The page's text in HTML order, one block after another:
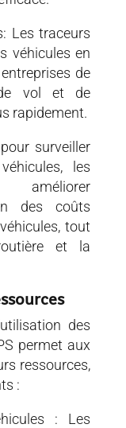
Les traceurs
véhicules en
de
vol et de
rapidement.
surveiller
les
des coûts
tout
et la
des
permet aux
ressources,
:
: Les